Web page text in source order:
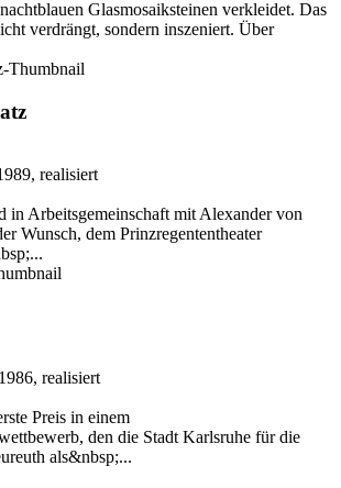
Glasmosaiksteinen verkleidet. Das
verdrängt, sondern inszeniert. Über
realisiert
in Arbeitsgemeinschaft mit Alexander von
Wunsch, dem Prinzregententheater
realisiert
Preis in einem
den die Stadt Karlsruhe für die
als&nbsp;...